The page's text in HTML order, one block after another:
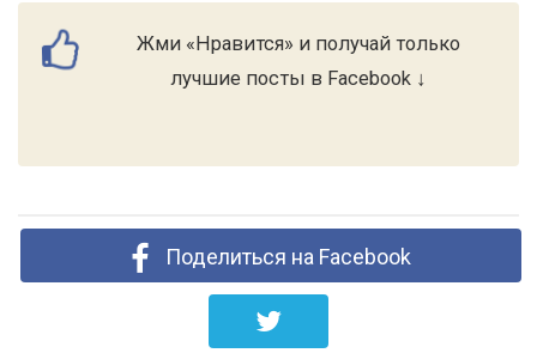
Жми «Нравится» и получай только
лучшие посты в Facebook ↓
Поделиться на Facebook